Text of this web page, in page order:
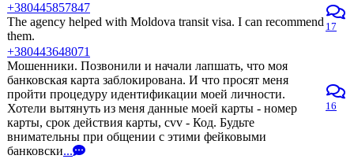
+380445857847
The agency helped with Moldova transit visa. I can recommend
them.
17
+380443648071
Мошенники. Позвонили и начали лапшать, что моя
банковская карта заблокирована. И что просят меня
пройти процедуру идентификации моей личности.
Хотели вытянуть из меня данные моей карты - номер
карты, срок действия карты, cvv - Код. Будьте
внимательны при общении с этими фейковыми
банковски...
16